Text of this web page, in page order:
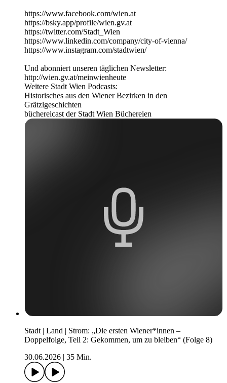
https://www.facebook.com/wien.at
https://bsky.app/profile/wien.gv.at
https://twitter.com/Stadt_Wien
https://www.linkedin.com/company/city-of-vienna/
https://www.instagram.com/stadtwien/
Und abonniert unseren täglichen Newsletter:
http://wien.gv.at/meinwienheute
Weitere Stadt Wien Podcasts:
Historisches aus den Wiener Bezirken in den
Grätzlgeschichten
büchereicast der Stadt Wien Büchereien
Stadt | Land | Strom: „Die ersten Wiener*innen –
Doppelfolge, Teil 2: Gekommen, um zu bleiben“ (Folge 8)
30.06.2026 | 35 Min.